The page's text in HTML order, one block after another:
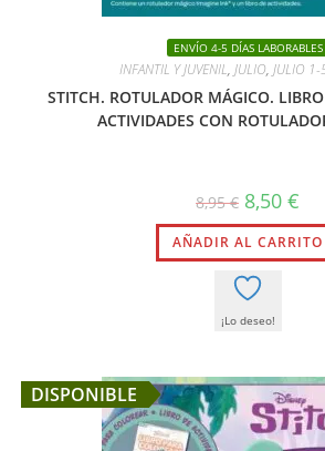
ENVÍO 4-5 DÍAS LABORABLES
INFANTIL Y JUVENIL, JULIO, JULIO 1-
STITCH. ROTULADOR MÁGICO.
ACTIVIDADES CON
8,95€ El
precio
original
era:
8,95 €.
8,50 €
es:
AÑADIR AL CARRITO
¡Lo deseo!
DISPONIBLE